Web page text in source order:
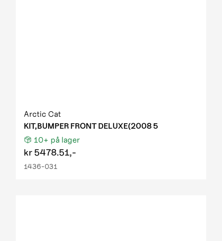
Arctic Cat
KIT,BUMPER FRONT DELUXE(2008 5
10+ på lager
kr 5478.51,-
1436-031